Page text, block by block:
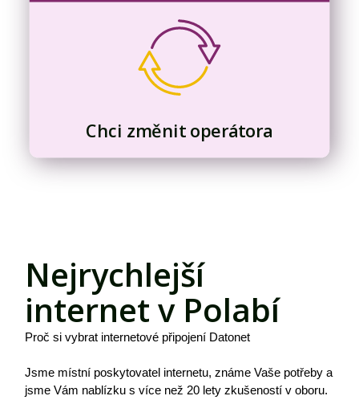
Chci změnit operátora
Nejrychlejší
internet v Polabí
Proč si vybrat internetové připojení Datonet
Jsme místní poskytovatel internetu, známe Vaše potřeby a
jsme Vám nablízku s více než 20 lety zkušeností v oboru.